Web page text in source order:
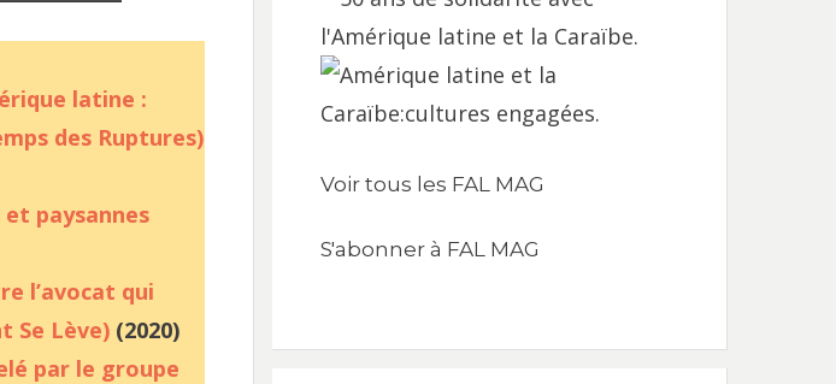
latine :
des Ruptures)
paysannes
l’avocat qui
Se Lève)(2020)
par le groupe
Voir tous les FAL MAG
S'abonner à FAL MAG